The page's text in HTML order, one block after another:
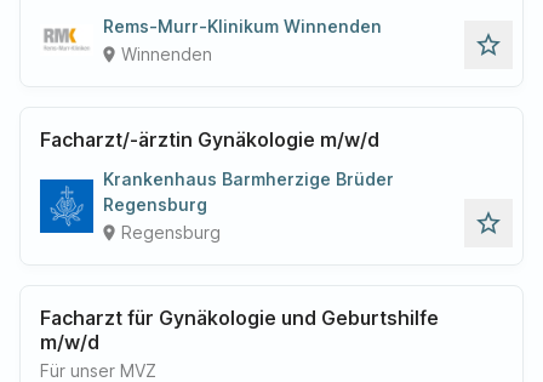
Rems-Murr-Klinikum Winnenden
place Winnenden star_outline
Facharzt/-ärztin Gynäkologie m/w/d
Krankenhaus Barmherzige Brüder
Regensburg
place Regensburg star_outline
Facharzt für Gynäkologie und Geburtshilfe
m/w/d
Für unser MVZ